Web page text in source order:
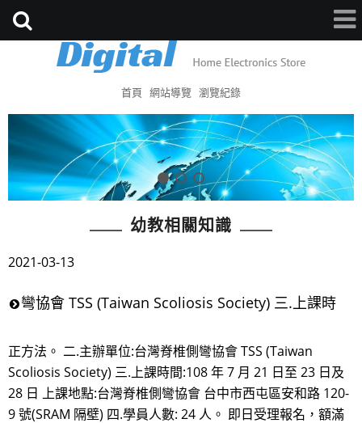
首頁 網站導覽 瀏覽紀錄
幼教相關知識
2021-03-13
彎協會 TSS (Taiwan Scoliosis Society) 三.上課時
正方法。 二.主辦單位:台灣脊椎側彎協會 TSS (Taiwan
Scoliosis Society) 三.上課時間:108 年 7 月 21 日至 23 日及
28 日 上課地點:台灣脊椎側彎協會 台中市西屯區安和路 120-
9 號(SRAM 隔壁) 四.學員人數: 24 人。 即日受理報名，額滿